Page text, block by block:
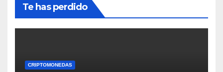
Te has perdido
CRIPTOMONEDAS